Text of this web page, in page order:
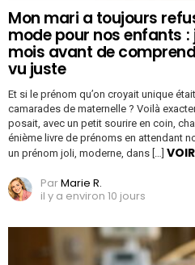
Mon mari a toujours
mode pour nos enfants :
mois avant de
vu juste
Et si le prénom qu’on croyait unique
camarades de maternelle ? Voilà
posait, avec un petit sourire en coin,
énième livre de prénoms en attendant
un prénom joli, moderne, dans […]
ParMarie R.
il y a environ 10 jours